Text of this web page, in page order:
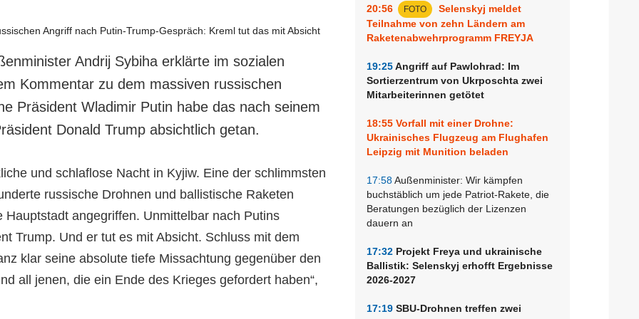
20:56 FOTO
Selenskyj meldet
Teilnahme von zehn Ländern am
Raketenabwehrprogramm FREYJA
19:25Angriff auf Pawlohrad: Im
Sortierzentrum von Ukrposchta zwei
Mitarbeiterinnen getötet
18:55 Vorfall mit einer Drohne:
Ukrainisches Flugzeug am Flughafen
Leipzig mit Munition beladen
17:58Außenminister: Wir kämpfen
buchstäblich um jede Patriot-Rakete, die
Beratungen bezüglich der Lizenzen
dauern an
17:32 Projekt Freya und ukrainische
Ballistik: Selenskyj erhofft Ergebnisse
2026-2027
17:19 SBU-Drohnen treffen zwei
Andrij Sybiha erklärte im sozialen
Kommentar zu dem massiven russischen
Präsident Wladimir Putin habe das nach seinem
Donald Trump absichtlich getan.
und schlaflose Nacht in Kyjiw. Eine der schlimmsten
russische Drohnen und ballistische Raketen
Hauptstadt angegriffen. Unmittelbar nach Putins
Trump. Und er tut es mit Absicht. Schluss mit dem
klar seine absolute tiefe Missachtung gegenüber den
all jenen, die ein Ende des Krieges gefordert haben“,